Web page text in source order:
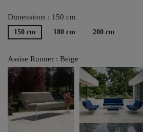
Dimensions : 150 cm
150 cm 180 cm 200 cm
Assise Runner : Beige